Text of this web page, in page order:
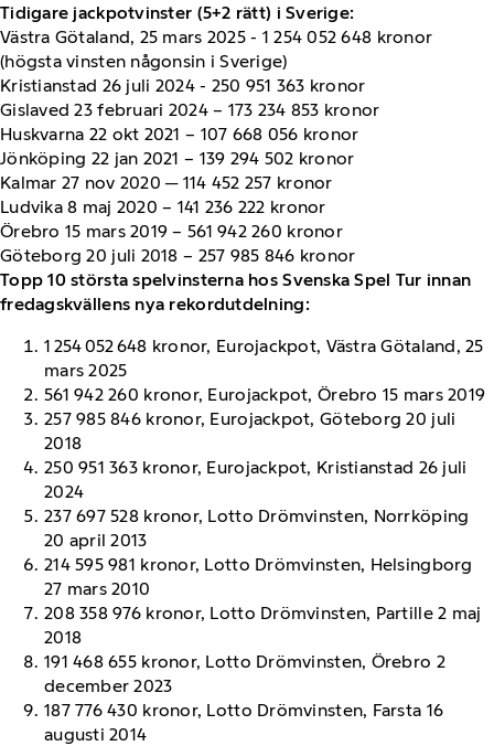
Tidigare jackpotvinster (5+2 rätt) i Sverige:
Västra Götaland, 25 mars 2025 - 1 254 052 648 kronor
(högsta vinsten någonsin i Sverige)
Kristianstad 26 juli 2024 - 250 951 363 kronor
Gislaved 23 februari 2024 – 173 234 853 kronor
Huskvarna 22 okt 2021 – 107 668 056 kronor
Jönköping 22 jan 2021 – 139 294 502 kronor
Kalmar 27 nov 2020 ─ 114 452 257 kronor
Ludvika 8 maj 2020 – 141 236 222 kronor
Örebro 15 mars 2019 – 561 942 260 kronor
Göteborg 20 juli 2018 – 257 985 846 kronor
Topp 10 största spelvinsterna hos Svenska Spel Tur innan
fredagskvällens nya rekordutdelning:
1 254 052 648 kronor, Eurojackpot, Västra Götaland, 25
mars 2025
561 942 260 kronor, Eurojackpot, Örebro 15 mars 2019
257 985 846 kronor, Eurojackpot, Göteborg 20 juli
2018
250 951 363 kronor, Eurojackpot, Kristianstad 26 juli
2024
237 697 528 kronor, Lotto Drömvinsten, Norrköping
20 april 2013
214 595 981 kronor, Lotto Drömvinsten, Helsingborg
27 mars 2010
208 358 976 kronor, Lotto Drömvinsten, Partille 2 maj
2018
191 468 655 kronor, Lotto Drömvinsten, Örebro 2
december 2023
187 776 430 kronor, Lotto Drömvinsten, Farsta 16
augusti 2014